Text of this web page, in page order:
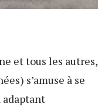
et tous les autres,
s’amuse à se
adaptant